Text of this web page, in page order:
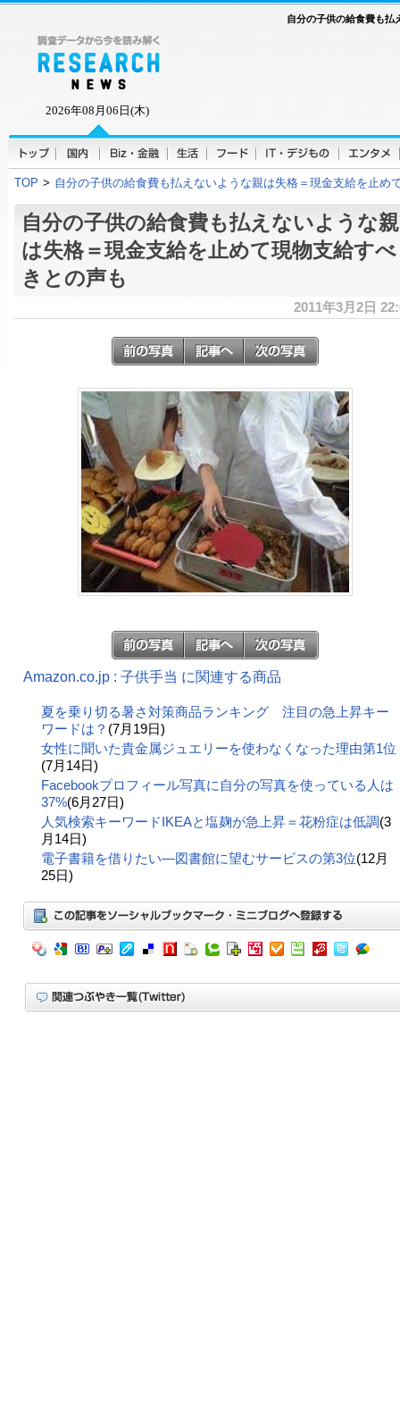
2026年08月06日(木)
自分の子供の給食費も払
TOP > 自分の子供の給食費も払えないような親は失格＝現金支給を止め
自分の子供の給食費も払えないような親
は失格＝現金支給を止めて現物支給すべ
きとの声も
2011年3月2日
Amazon.co.jp : 子供手当 に関連する商品
夏を乗り切る暑さ対策商品ランキング 注目の急上昇キー
ワードは？ (7月19日)
女性に聞いた貴金属ジュエリーを使わなくなった理由第1位
(7月14日)
Facebookプロフィール写真に自分の写真を使っている人は
37%(6月27日)
人気検索キーワードIKEAと塩麹が急上昇＝花粉症は低調(3
月14日)
電子書籍を借りたい―図書館に望むサービスの第3位(12月
25日)